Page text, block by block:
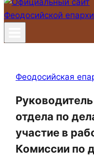
Феодосийская
отдела по
участие в
Комиссии по